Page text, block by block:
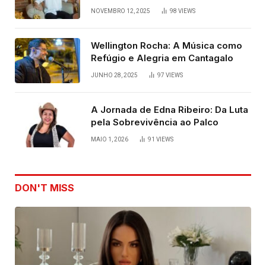
NOVEMBRO 12, 2025 98 VIEWS
Wellington Rocha: A Música como
Refúgio e Alegria em Cantagalo
JUNHO 28, 2025 97 VIEWS
A Jornada de Edna Ribeiro: Da Luta
pela Sobrevivência ao Palco
MAIO 1, 2026 91 VIEWS
DON'T MISS